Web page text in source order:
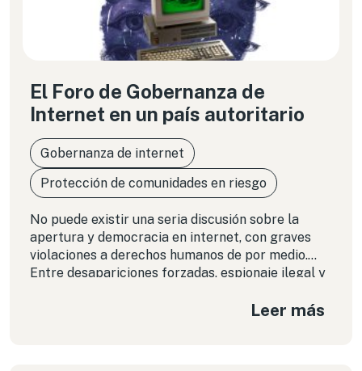
El Foro de Gobernanza de
Internet en un país autoritario
Gobernanza de internet
Protección de comunidades en riesgo
No puede existir una seria discusión sobre la
apertura y democracia en internet, con graves
violaciones a derechos humanos de por medio.
Entre desapariciones forzadas, espionaje ilegal y
periodistas y opositores políticos, el gobierno
Leer más